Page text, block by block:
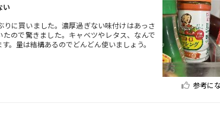
い
に買いました。濃厚過ぎない味付けはあっさ
たので驚きました。キャベツやレタス、なんで
。量は結構あるのでどんどん使いましょう。
参考に